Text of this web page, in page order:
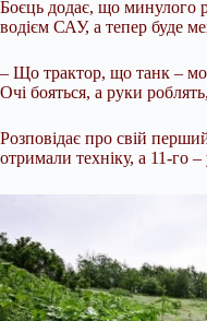
Боєць додає, що минулого
водієм САУ, а тепер буде
– Що трактор, що танк –
Очі бояться, а руки
Розповідає про свій
отримали техніку, а 11-го